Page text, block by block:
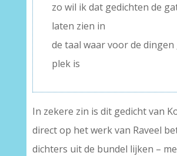
zo wil ik dat gedichten de
laten zien in
de taal waar voor de dingen
plek is
In zekere zin is dit gedicht van
direct op het werk van Raveel
dichters uit de bundel lijken –